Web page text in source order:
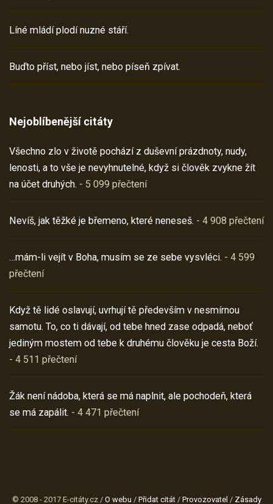
Líné mládí plodí nuzné stáří.
Buďto příst, nebo jíst, nebo píseň zpívat.
Nejoblíbenější citáty
Všechno zlo v životě pochází z duševní prázdnoty, nudy,
lenosti, a to vše je nevyhnutelné, když si člověk zvykne žít
na účet druhých. - 5 099 přečtení
Nevíš, jak těžké je břemeno, které neneseš. - 4 908 přečtení
…mám-li vejít v Boha, musím se ze sebe vysvléci. - 4 599
přečtení
Když tě lidé oslavují, uvrhují tě především v nesmírnou
samotu. To, co ti dávají, od tebe hned zase odpadá, neboť
jediným mostem od tebe k druhému člověku je cesta Boží.
- 4 511 přečtení
Žák není nádoba, která se má naplnit, ale pochodeň, která
se má zapálit. - 4 471 přečtení
© 2008 - 2017 E-citáty.cz / O webu / Přidat citát/ Provozovatel / Zásady